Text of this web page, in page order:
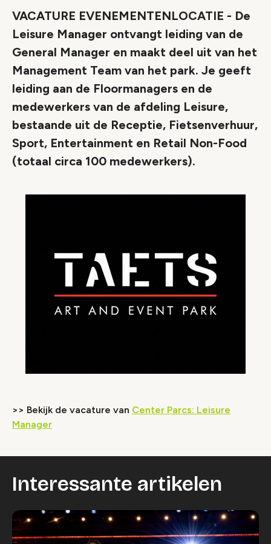
VACATURE EVENEMENTENLOCATIE - De
Leisure Manager ontvangt leiding van de
General Manager en maakt deel uit van het
Management Team van het park. Je geeft
leiding aan de Floormanagers en de
medewerkers van de afdeling Leisure,
bestaande uit de Receptie, Fietsenverhuur,
Sport, Entertainment en Retail Non-Food
(totaal circa 100 medewerkers).
>> Bekijk de vacature van Center Parcs: Leisure
Manager
Interessante artikelen